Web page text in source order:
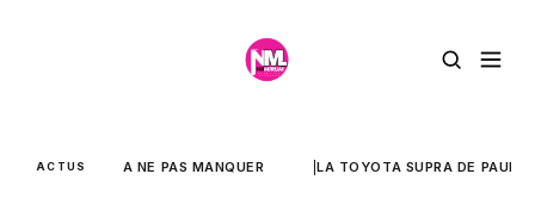
ACTUS A NE PAS MANQUER LA TOYOTA SUPRA DE PAUL